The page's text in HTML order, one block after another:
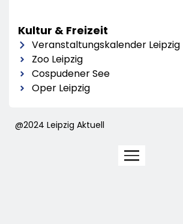
Kultur & Freizeit
Veranstaltungskalender Leipzig
Zoo Leipzig
Cospudener See
Oper Leipzig
@2024 Leipzig Aktuell